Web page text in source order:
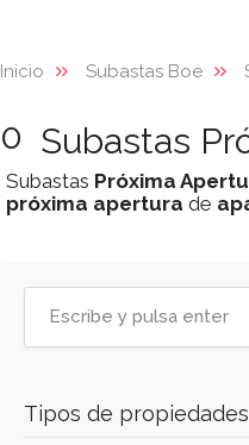
Inicio Subastas Boe
0 Subastas
Subastas Próxima
próxima apertura de
Tipos de propiedades